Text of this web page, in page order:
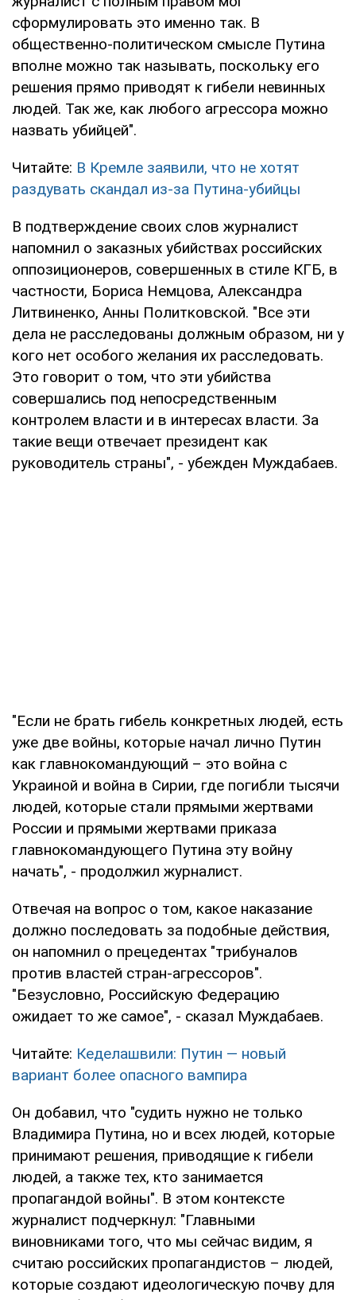
сформулировать это именно так. В
общественно-политическом смысле Путина
вполне можно так называть, поскольку его
решения прямо приводят к гибели невинных
людей. Так же, как любого агрессора можно
назвать убийцей".
Читайте: В Кремле заявили, что не хотят
раздувать скандал из-за Путина-убийцы
В подтверждение своих слов журналист
напомнил о заказных убийствах российских
оппозиционеров, совершенных в стиле КГБ, в
частности, Бориса Немцова, Александра
Литвиненко, Анны Политковской. "Все эти
дела не расследованы должным образом, ни у
кого нет особого желания их расследовать.
Это говорит о том, что эти убийства
совершались под непосредственным
контролем власти и в интересах власти. За
такие вещи отвечает президент как
руководитель страны", - убежден Муждабаев.
"Если не брать гибель конкретных людей, есть
уже две войны, которые начал лично Путин
как главнокомандующий – это война с
Украиной и война в Сирии, где погибли тысячи
людей, которые стали прямыми жертвами
России и прямыми жертвами приказа
главнокомандующего Путина эту войну
начать", - продолжил журналист.
Отвечая на вопрос о том, какое наказание
должно последовать за подобные действия,
он напомнил о прецедентах "трибуналов
против властей стран-агрессоров".
"Безусловно, Российскую Федерацию
ожидает то же самое", - сказал Муждабаев.
Читайте: Кеделашвили: Путин — новый
вариант более опасного вампира
Он добавил, что "судить нужно не только
Владимира Путина, но и всех людей, которые
принимают решения, приводящие к гибели
людей, а также тех, кто занимается
пропагандой войны". В этом контексте
журналист подчеркнул: "Главными
виновниками того, что мы сейчас видим, я
считаю российских пропагандистов – людей,
которые создают идеологическую почву для